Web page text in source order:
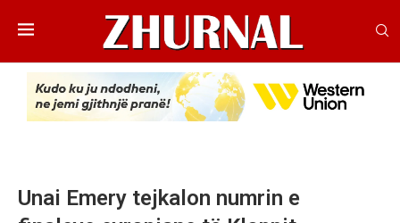
Unai Emery tejkalon numrin e